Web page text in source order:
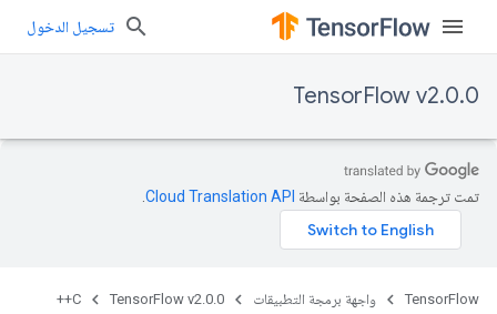
تسجيل الدخول
TensorFlow v2.0.0
تمت ترجمة هذه الصفحة بواسطة Cloud Translation API‏
TensorFlow واجهة برمجة التطبيقات TensorFlow v2.0.0
C++